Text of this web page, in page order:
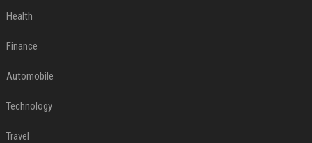
Health
Finance
Automobile
Technology
Travel